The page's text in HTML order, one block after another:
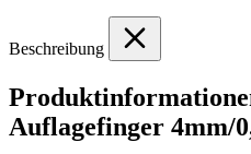
Beschreibung
Auflagefinger 4mm/